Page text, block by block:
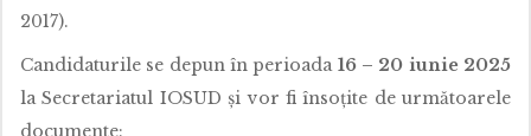
2017).
Candidaturile se depun în perioada 16 – 20 iunie 2025
la Secretariatul IOSUD și vor fi însoțite de următoarele
documente: